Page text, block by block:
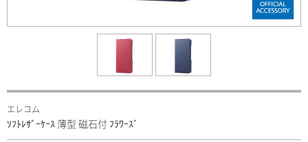
エレコム
ｿﾌﾄﾚｻﾞｰｹｰｽ 薄型 磁石付 ﾌﾗﾜｰｽﾞ